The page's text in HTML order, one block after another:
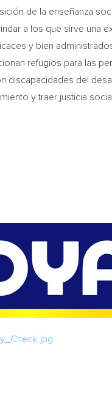
de la enseñanza
a los que sirve una
y bien
refugios para las
discapacidades del
y traer justicia